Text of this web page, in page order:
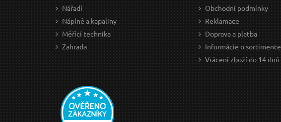
Nářadí
Náplně a kapaliny
Měřící technika
Zahrada
Obchodní podmínky
Reklamace
Doprava a platba
Informácie o sortimente
Vrácení zboží do 14 dnů